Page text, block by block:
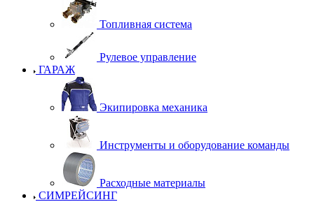
Топливная система
Рулевое управление
ГАРАЖ
Экипировка механика
Инструменты и оборудование команды
Расходные материалы
СИМРЕЙСИНГ